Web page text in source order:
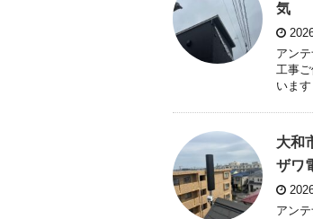
気
アン
工事
いま
大和
ザワ
アン